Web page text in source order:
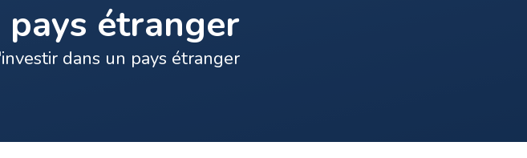
étranger
dans un pays étranger